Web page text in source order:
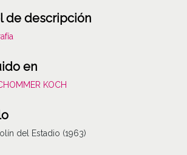
de descripción
en
KOCH
del Estadio (1963)